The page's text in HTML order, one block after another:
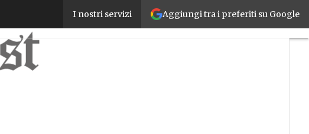
Aggiungi tra i preferiti su Google
I nostri servizi
Dottori in innovazione: a Bari quattro nuovi PhD